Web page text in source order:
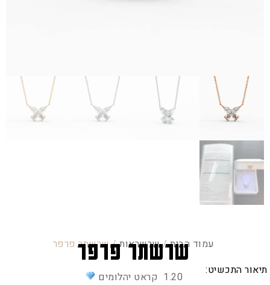
עמוד הבית/שרשראות/ שרשתר פרפר
שרשתר פרפר
תיאור התכשיט:
1.20 קראט יהלומים